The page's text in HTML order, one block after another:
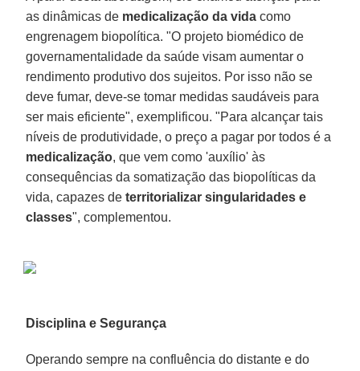
as dinâmicas de medicalização da vida como
engrenagem biopolítica. "O projeto biomédico de
governamentalidade da saúde visam aumentar o
rendimento produtivo dos sujeitos. Por isso não se
deve fumar, deve-se tomar medidas saudáveis para
ser mais eficiente", exemplificou. "Para alcançar tais
níveis de produtividade, o preço a pagar por todos é a
medicalização, que vem como 'auxílio' às
consequências da somatização das biopolíticas da
vida, capazes deterritorializar singularidades e
classes", complementou.
Disciplina e Segurança
Operando sempre na confluência do distante e do